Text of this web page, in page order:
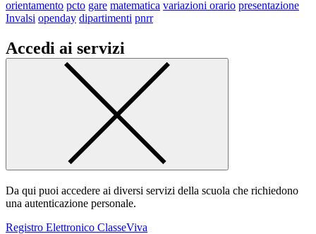
orientamento pcto gare matematica variazioni orario presentazione
Invalsi openday dipartimenti pnrr
Accedi ai servizi
Da qui puoi accedere ai diversi servizi della scuola che richiedono
una autenticazione personale.
Registro Elettronico ClasseViva